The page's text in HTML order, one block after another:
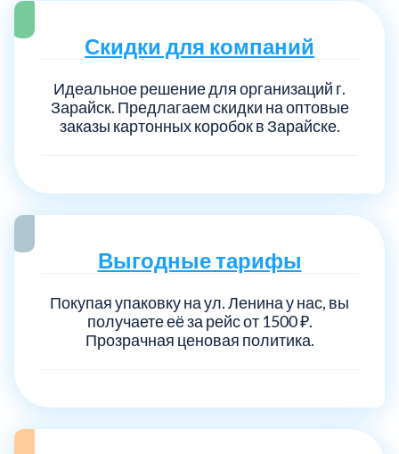
Скидки для компаний
Идеальное решение для организаций г.
Зарайск. Предлагаем скидки на оптовые
заказы картонных коробок в Зарайске.
Выгодные тарифы
Покупая упаковку на ул. Ленина у нас, вы
получаете её за рейс от 1500 ₽.
Прозрачная ценовая политика.